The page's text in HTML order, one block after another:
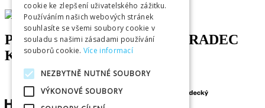
PARTNEŘI INFOCENTRA HRADEC
KRÁLOVÉ
cookie ke zlepšení uživatelského zážitku.
Používáním našich webových stránek
souhlasíte se všemi soubory cookie v
souladu s našimi zásadami používání
souborů cookie. Více informací
NEZBYTNĚ NUTNÉ SOUBORY
VÝKONOVÉ SOUBORY